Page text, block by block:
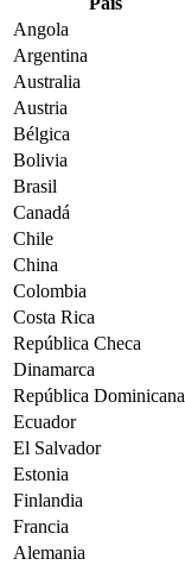
Angola
Argentina
Australia
Austria
Bélgica
Bolivia
Brasil
Canadá
Chile
China
Colombia
Costa Rica
República Checa
Dinamarca
República Dominicana
Ecuador
El Salvador
Estonia
Finlandia
Francia
Alemania